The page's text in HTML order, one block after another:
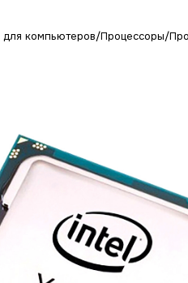
компьютеров/Процессоры/